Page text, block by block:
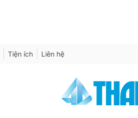
Tiện ích Liên hệ